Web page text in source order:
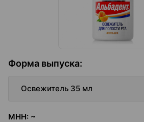
Форма выпуска:
Освежитель 35 мл
МНН: ~